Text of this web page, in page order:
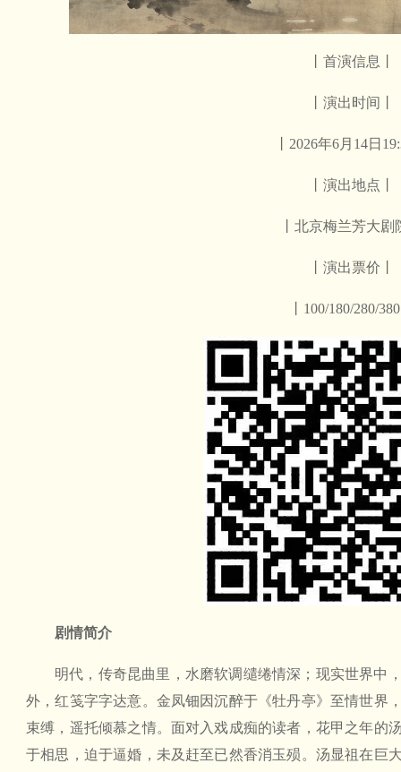
丨首演信息丨
丨演出时间丨
丨2026年6月14日
丨演出地点丨
丨北京梅兰芳大剧
丨演出票价丨
丨100/180/280/
剧情简介
明代，传奇昆曲里，水磨软调缱绻情深；现实世界中
外，红笺字字达意。金凤钿因沉醉于《牡丹亭》至情世界
束缚，遥托倾慕之情。面对入戏成痴的读者，花甲之年的
于相思，迫于逼婚，未及赶至已然香消玉殒。汤显祖在巨